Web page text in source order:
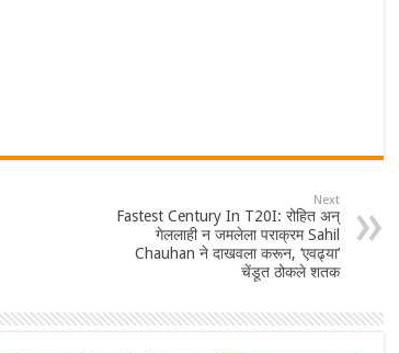
Next
Fastest Century In T20I: रोहित अन्
गेललाही न जमलेला पराक्रम Sahil
Chauhan ने दाखवला करून, ‘एवढ्या’
चेंडूत ठोकले शतक